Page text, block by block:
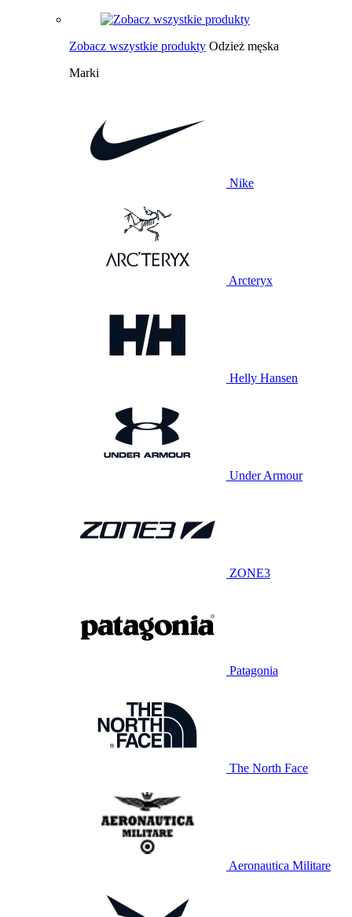
Zobacz wszystkie produkty Odzież męska
Marki
Nike
Arcteryx
Helly Hansen
Under Armour
ZONE3
Patagonia
The North Face
Aeronautica Militare